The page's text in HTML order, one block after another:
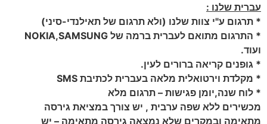
עברית שלנו :
* תרגום ע"י צוות שלנו (ולא תרגום של תאילנדי-סיני)
* התרגום מתואם לעברית ברמה של NOKIA,SAMSUNG
ועוד.
* גופנים קריאה ברורים לעין.
* מקלדת וירטואלית מלאה בעברית לכתיבת SMS
* לוח שנה,יומן פגישות – תרגום מלא
מכשירים ללא שפה ערבית , יש צורך במציאת גירסה
מתאימה ובמקרים שלא נמצאה גירסה מתאימה – יש